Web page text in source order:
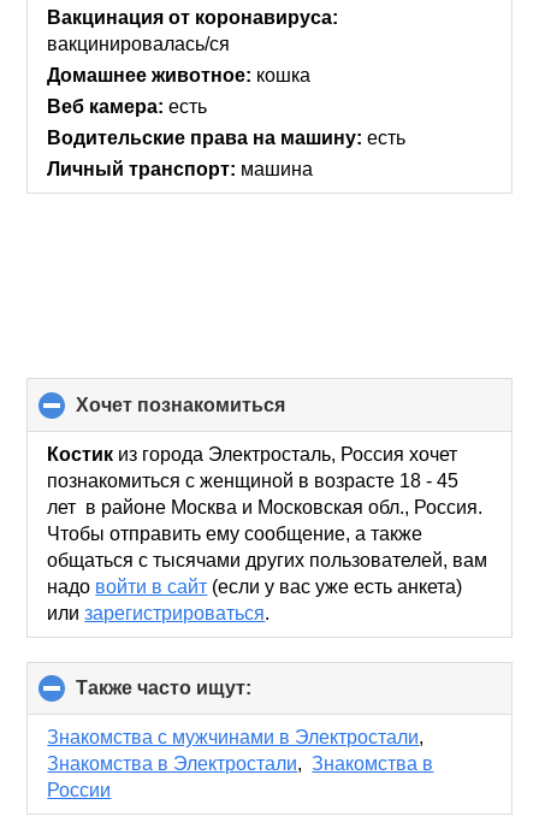
collapse
Вакцинация от коронавируса:
вакцинировалась/ся
Домашнее животное: кошка
Веб камера: есть
Водительские права на машину: есть
Личный транспорт: машина
хочет познакомиться
to
collapse
contents
Костик из города Электросталь, Россия хочет
познакомиться с женщиной в возрасте 18 - 45
лет в районе Москва и Московская обл., Россия.
Чтобы отправить ему сообщение, а также
общаться с тысячами других пользователей, вам
надо войти в сайт (если у вас уже есть анкета)
илизарегистрироваться.
Также часто ищут:
to
collapse
contents
Знакомства с мужчинами в Электростали,
Знакомства в Электростали,Знакомства в
России